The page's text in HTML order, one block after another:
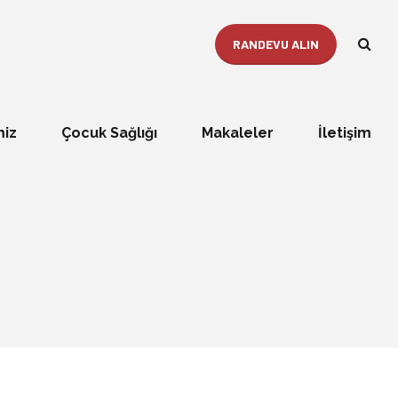
RANDEVU ALIN
Çocuk Sağlığı Makaleler İletişim